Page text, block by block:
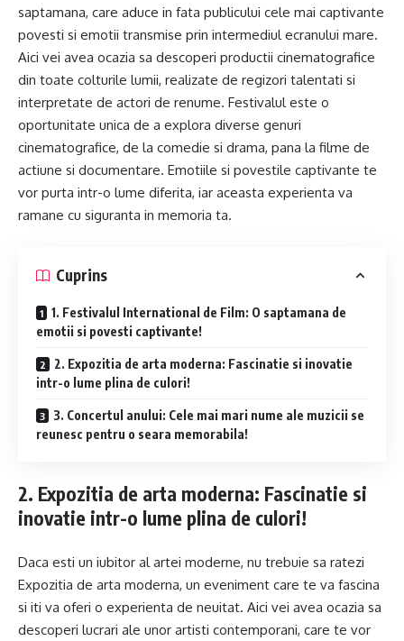
saptamana, care aduce in fata publicului cele mai captivante
povesti si emotii transmise prin intermediul ecranului mare.
Aici vei avea ocazia sa descoperi productii cinematografice
din toate colturile lumii, realizate de regizori talentati si
interpretate de actori de renume. Festivalul este o
oportunitate unica de a explora diverse genuri
cinematografice, de la comedie si drama, pana la filme de
actiune si documentare. Emotiile si povestile captivante te
vor purta intr-o lume diferita, iar aceasta experienta va
ramane cu siguranta in memoria ta.
Cuprins
1. Festivalul International de Film: O saptamana de
emotii si povesti captivante!
2. Expozitia de arta moderna: Fascinatie si inovatie
intr-o lume plina de culori!
3. Concertul anului: Cele mai mari nume ale muzicii se
reunesc pentru o seara memorabila!
2. Expozitia de arta moderna: Fascinatie si
inovatie intr-o lume plina de culori!
Daca esti un iubitor al artei moderne, nu trebuie sa ratezi
Expozitia de arta moderna, un eveniment care te va fascina
si iti va oferi o experienta de neuitat. Aici vei avea ocazia sa
descoperi lucrari ale unor artisti contemporani, care te vor